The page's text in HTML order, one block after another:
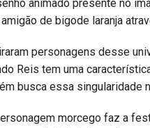
animado presente no
de bigode laranja
personagens desse
Reis tem uma
busca essa singularidade
morcego faz a